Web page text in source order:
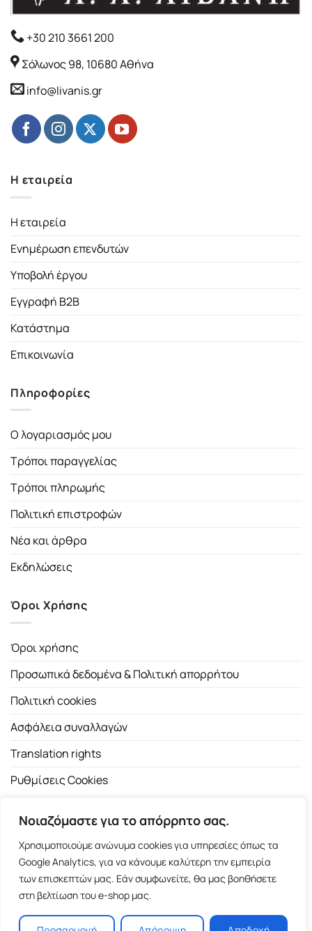
Νοιαζόμαστε για το απόρρητο σας.
Χρησιμοποιούμε ανώνυμα cookies για υπηρεσίες όπως τα
Google Analytics, για να κάνουμε καλύτερη την εμπειρία
των επισκεπτών μας. Εάν συμφωνείτε, θα μας βοηθήσετε
στη βελτίωση του e-shop μας.
+30 210 3661 200
Σόλωνος 98, 10680 Αθήνα
info@livanis.gr
Η εταιρεία
Η εταιρεία
Ενημέρωση επενδυτών
Υποβολή έργου
Εγγραφή B2B
Κατάστημα
Επικοινωνία
Πληροφορίες
Ο λογαριασμός μου
Τρόποι παραγγελίας
Τρόποι πληρωμής
Πολιτική επιστροφών
Νέα και άρθρα
Εκδηλώσεις
Όροι Χρήσης
Όροι χρήσης
Προσωπικά δεδομένα & Πολιτική απορρήτου
Πολιτική cookies
Ασφάλεια συναλλαγών
Translation rights
Ρυθμίσεις Cookies
Copyright 2026 ©Εκδοτικός Οίκος Α.Α. Λιβάνη| All rights
reserved.
Σόλωνος 98, 10680 Αθήνα | Τ:2103661200- F: 2103617791